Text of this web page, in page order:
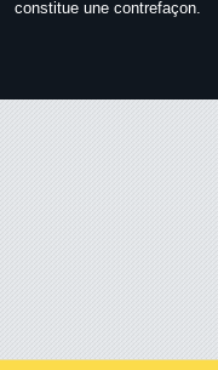
constitue une contrefaçon.